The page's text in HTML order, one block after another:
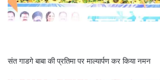
संत गाडगे बाबा की प्रतिमा पर माल्यार्पण कर किया नमन